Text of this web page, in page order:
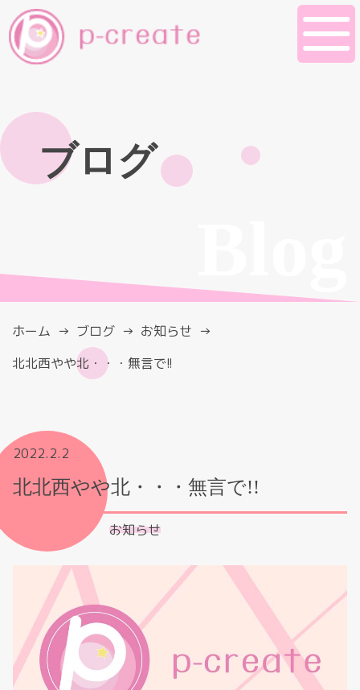
ブログ
ホーム ブログ
お知らせ
北北西やや北・・・無言で!!
2022.2.2
北北西やや北・・・無言で!!
お知らせ